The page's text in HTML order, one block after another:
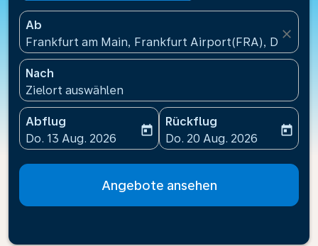
Ab
Frankfurt am Main, Frankfurt Airport(FRA),
close
Nach
Zielort auswählen
Abflug
fc-booking-departure-date-aria-label
Do. 13 Aug. 2026
today
Rückflug
fc-booking-return-date-
Do. 20 Aug. 2026
today
Angebote ansehen